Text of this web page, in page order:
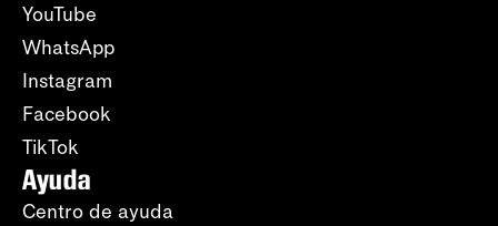
YouTube
WhatsApp
Instagram
Facebook
TikTok
Ayuda
Centro de ayuda